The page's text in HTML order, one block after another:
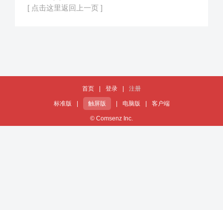
[ 点击这里返回上一页 ]
首页 登录 注册
标准版 触屏版 电脑版 客户端
© Comsenz Inc.